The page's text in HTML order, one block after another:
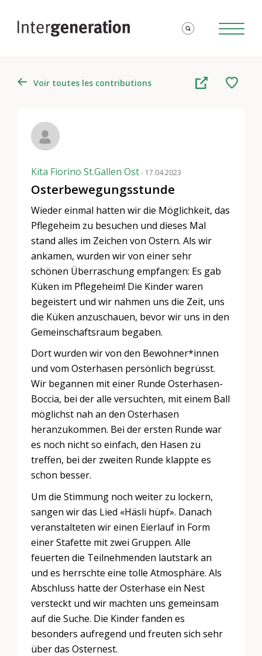
Voir toutes les contributions
Kita Fiorino St.Gallen Ost- 17.04.2023
Osterbewegungsstunde
Wieder einmal hatten wir die Möglichkeit, das
Pflegeheim zu besuchen und dieses Mal
stand alles im Zeichen von Ostern. Als wir
ankamen, wurden wir von einer sehr
schönen Überraschung empfangen: Es gab
Küken im Pflegeheim! Die Kinder waren
begeistert und wir nahmen uns die Zeit, uns
die Küken anzuschauen, bevor wir uns in den
Gemeinschaftsraum begaben.
Dort wurden wir von den Bewohner*innen
und vom Osterhasen persönlich begrüsst.
Wir begannen mit einer Runde Osterhasen-
Boccia, bei der alle versuchten, mit einem Ball
möglichst nah an den Osterhasen
heranzukommen. Bei der ersten Runde war
es noch nicht so einfach, den Hasen zu
treffen, bei der zweiten Runde klappte es
schon besser.
Um die Stimmung noch weiter zu lockern,
sangen wir das Lied «Häsli hüpf». Danach
veranstalteten wir einen Eierlauf in Form
einer Stafette mit zwei Gruppen. Alle
feuerten die Teilnehmenden lautstark an
und es herrschte eine tolle Atmosphäre. Als
Abschluss hatte der Osterhase ein Nest
versteckt und wir machten uns gemeinsam
auf die Suche. Die Kinder fanden es
besonders aufregend und freuten sich sehr
über das Osternest.